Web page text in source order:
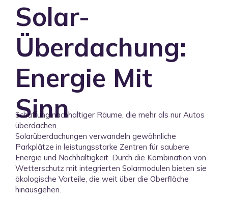
Solar-
Überdachung:
Energie Mit
Sinn
Schaffung nachhaltiger Räume, die mehr als nur Autos
überdachen.
Solarüberdachungen verwandeln gewöhnliche
Parkplätze in leistungsstarke Zentren für saubere
Energie und Nachhaltigkeit. Durch die Kombination von
Wetterschutz mit integrierten Solarmodulen bieten sie
ökologische Vorteile, die weit über die Oberfläche
hinausgehen.